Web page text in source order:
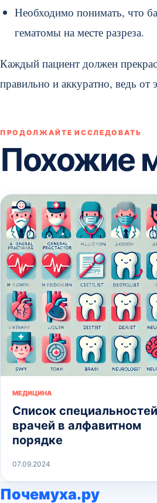
Необходимо понимать, что
гематомы на месте разреза.
Каждый пациент должен
правильно и аккуратно, ведь от
ПРОДОЛЖАЙТЕ ИССЛЕДОВАТЬ
Похожие
МЕДИЦИНА
Список специальностей
врачей в алфавитном
порядке
07.09.2024
Почемуха.ру